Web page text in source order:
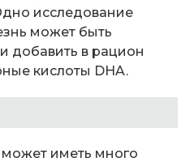
исследование
может быть
добавить в рацион
кислоты DHA.
может иметь много